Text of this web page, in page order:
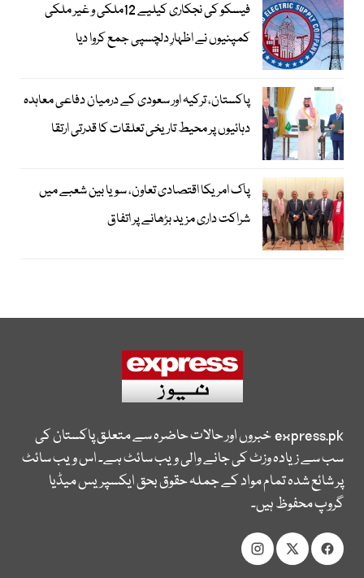
فیسکو کی نجکاری کیلیے 12ملکی و غیر ملکی
کمپنیوں نے اظہارِ دلچسپی جمع کروا دیا
پاکستان، ترکیہ اور سعودی کے درمیان دفاعی معاہدہ
دہائیوں پر محیط تاریخی تعلقات کا قدرتی ارتقا
پاک امریکا اقتصادی تعاون، سویا بین شعبے میں
شراکت داری مزید بڑھانے پر اتفاق
express.pkخبروں اور حالات حاضرہ سے متعلق پاکستان کی
سب سے زیادہ وزٹ کی جانے والی ویب سائٹ ہے۔ اس ویب سائٹ
پر شائع شدہ تمام مواد کے جملہ حقوق بحق ایکسپریس میڈیا
گروپ محفوظ ہیں۔